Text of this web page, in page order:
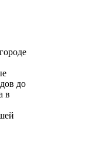
до
в